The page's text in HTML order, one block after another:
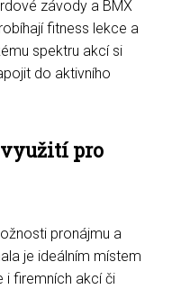
závody a BMX
fitness lekce a
spektru akcí si
do aktivního
pro
pronájmu a
je ideálním místem
i firemních akcí či